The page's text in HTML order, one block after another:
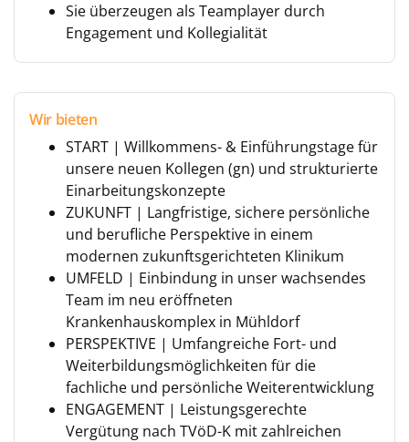
Sie überzeugen als Teamplayer durch
Engagement und Kollegialität
Wir bieten
START | Willkommens- & Einführungstage für
unsere neuen Kollegen (gn) und strukturierte
Einarbeitungskonzepte
ZUKUNFT | Langfristige, sichere persönliche
und berufliche Perspektive in einem
modernen zukunftsgerichteten Klinikum
UMFELD | Einbindung in unser wachsendes
Team im neu eröffneten
Krankenhauskomplex in Mühldorf
PERSPEKTIVE | Umfangreiche Fort- und
Weiterbildungsmöglichkeiten für die
fachliche und persönliche Weiterentwicklung
ENGAGEMENT | Leistungsgerechte
Vergütung nach TVöD-K mit zahlreichen